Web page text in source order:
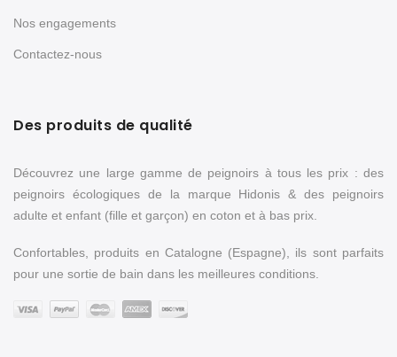
Nos engagements
Contactez-nous
Des produits de qualité
Découvrez une large gamme de peignoirs à tous les prix : des
peignoirs écologiques de la marque Hidonis & des peignoirs
adulte et enfant (fille et garçon) en coton et à bas prix.
Confortables, produits en Catalogne (Espagne), ils sont parfaits
pour une sortie de bain dans les meilleures conditions.